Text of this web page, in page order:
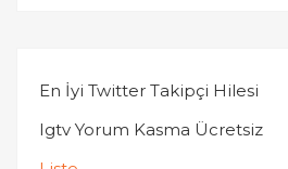
En İyi Twitter Takipçi Hilesi
Igtv Yorum Kasma Ücretsiz